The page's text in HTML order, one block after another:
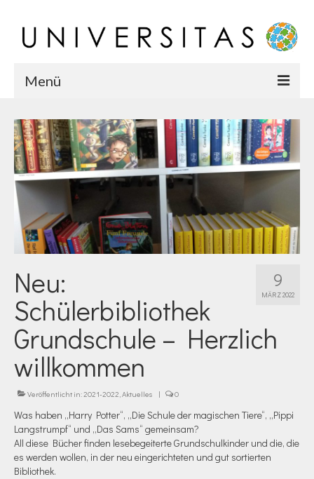
Menü
Startseite
Chronik
Karriere
Team
9
MÄRZ 2022
Neu:
Schülerbibliothek
Grundschule – Herzlich
willkommen
Veröffentlicht in:2021-2022,Aktuelles | 0
Was haben „Harry Potter“, „Die Schule der magischen Tiere“, „Pippi
Langstrumpf“ und „Das Sams“ gemeinsam?
All diese Bücher finden lesebegeiterte Grundschulkinder und die, die
es werden wollen, in der neu eingerichteten und gut sortierten
Bibliothek.